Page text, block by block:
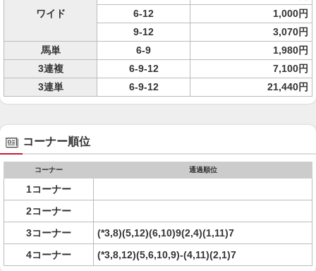
ワイド
6-12
1,000円
9-12
3,070円
馬単
6-9
1,980円
3連複
6-9-12
7,100円
3連単
6-9-12 21,440円
コーナー順位
コーナー 通過順位
1コーナー
2コーナー
3コーナー
(*3,8)(5,12)(6,10)9(2,4)(1,11)7
4コーナー
(*3,8,12)(5,6,10,9)-(4,11)(2,1)7